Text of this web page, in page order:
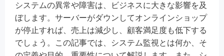
システムの異常や障害は、ビジネスに大きな影響を及
ぼします。サーバーがダウンしてオンラインショップ
が停止すれば、売上は減少し、顧客満足度も低下する
でしょう。この記事では、システム監視とは何か、そ